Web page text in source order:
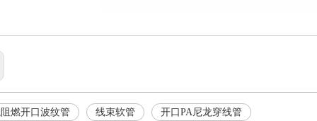
燃开口波纹管 线束软管 开口PA尼龙穿线管